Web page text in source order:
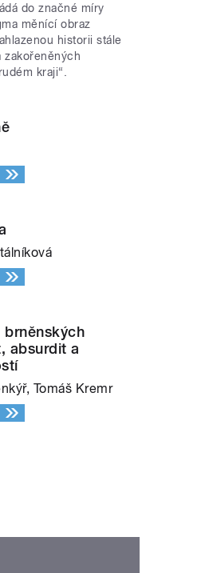
do značné míry
měnící obraz
historii stále
zakořeněných
kraji“.
brněnských
absurdit a
Tomáš Kremr